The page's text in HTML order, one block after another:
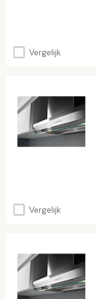
Vergelijk
Vergelijk